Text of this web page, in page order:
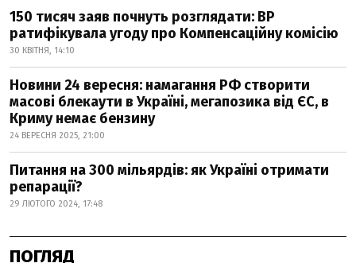
150 тисяч заяв почнуть розглядати: ВР
ратифікувала угоду про Компенсаційну комісію
30 КВІТНЯ, 14:10
Новини 24 вересня: намагання РФ створити
масові блекаути в Україні, мегапозика від ЄС, в
Криму немає бензину
24 ВЕРЕСНЯ 2025, 21:00
Питання на 300 мільярдів: як Україні отримати
репарації?
29 ЛЮТОГО 2024, 17:48
ПОГЛЯД